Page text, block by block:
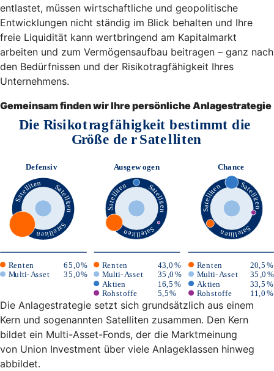
entlastet, müssen wirtschaftliche und geopolitische
Entwicklungen nicht ständig im Blick behalten und Ihre
freie Liquidität kann wertbringend am Kapitalmarkt
arbeiten und zum Vermögensaufbau beitragen – ganz nach
den Bedürfnissen und der Risikotragfähigkeit Ihres
Unternehmens.
Gemeinsam finden wir Ihre persönliche Anlagestrategie
Die Anlagestrategie setzt sich grundsätzlich aus einem
Kern und sogenannten Satelliten zusammen. Den Kern
bildet ein Multi-Asset-Fonds, der die Marktmeinung
von Union Investment über viele Anlageklassen hinweg
abbildet.